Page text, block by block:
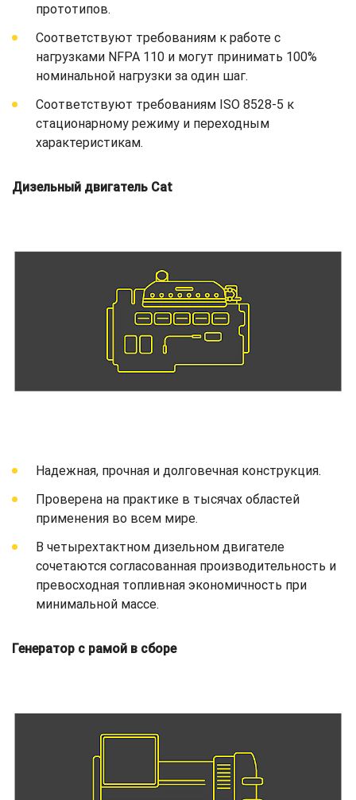
прототипов.
Соответствуют требованиям к работе с
нагрузками NFPA 110 и могут принимать 100%
номинальной нагрузки за один шаг.
Соответствуют требованиям ISO 8528-5 к
стационарному режиму и переходным
характеристикам.
Дизельный двигатель Cat
Надежная, прочная и долговечная конструкция.
Проверена на практике в тысячах областей
применения во всем мире.
В четырехтактном дизельном двигателе
сочетаются согласованная производительность и
превосходная топливная экономичность при
минимальной массе.
Генератор с рамой в сборе